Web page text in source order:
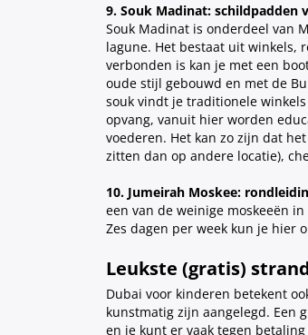
9. Souk Madinat: schildpadden
Souk Madinat is onderdeel van
lagune. Het bestaat uit winkels,
verbonden is kan je met een
oude stijl gebouwd en met de
souk vindt je traditionele
opvang, vanuit hier worden
voederen. Het kan zo zijn dat
zitten dan op andere locatie),
10. Jumeirah Moskee:
een van de weinige moskeeën
Zes dagen per week kun je hier
Leukste (gratis)
Dubai voor kinderen betekent
kunstmatig zijn aangelegd. Een
en je kunt er vaak tegen